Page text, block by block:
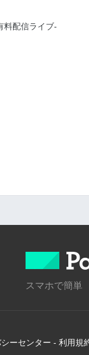
料配信ライブ-
スマホで簡単
ーセンター - 利用規